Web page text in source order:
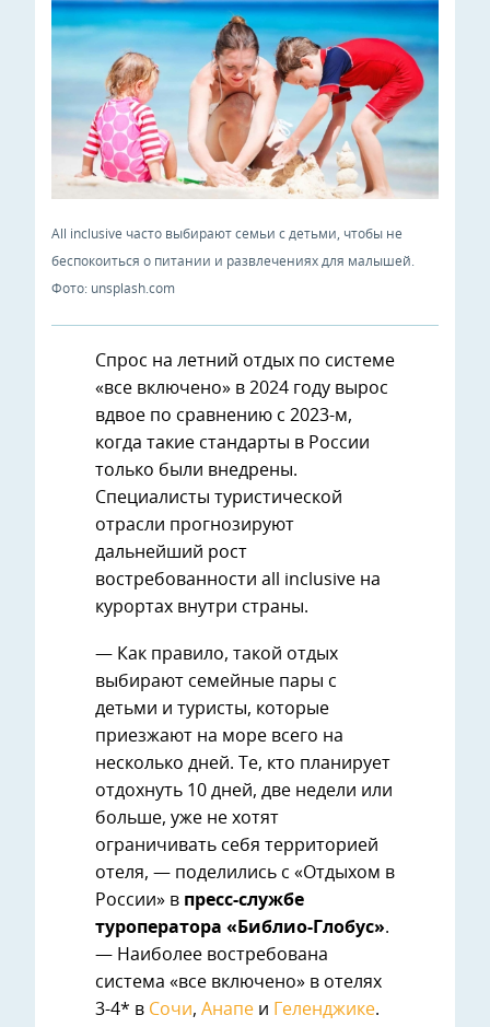
All inclusive часто выбирают семьи с детьми, чтобы не
беспокоиться о питании и развлечениях для малышей.
Фото: unsplash.com
Спрос на летний отдых по системе
«все включено» в 2024 году вырос
вдвое по сравнению с 2023-м,
когда такие стандарты в России
только были внедрены.
Специалисты туристической
отрасли прогнозируют
дальнейший рост
востребованности all inclusive на
курортах внутри страны.
— Как правило, такой отдых
выбирают семейные пары с
детьми и туристы, которые
приезжают на море всего на
несколько дней. Те, кто планирует
отдохнуть 10 дней, две недели или
больше, уже не хотят
ограничивать себя территорией
отеля, — поделились с «Отдыхом в
России» в пресс-службе
туроператора «Библио-Глобус».
— Наиболее востребована
система «все включено» в отелях
3-4* в Сочи, Анапе и Геленджике.